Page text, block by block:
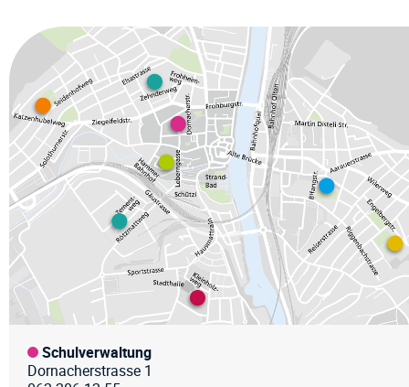
Schulverwaltung
Dornacherstrasse 1